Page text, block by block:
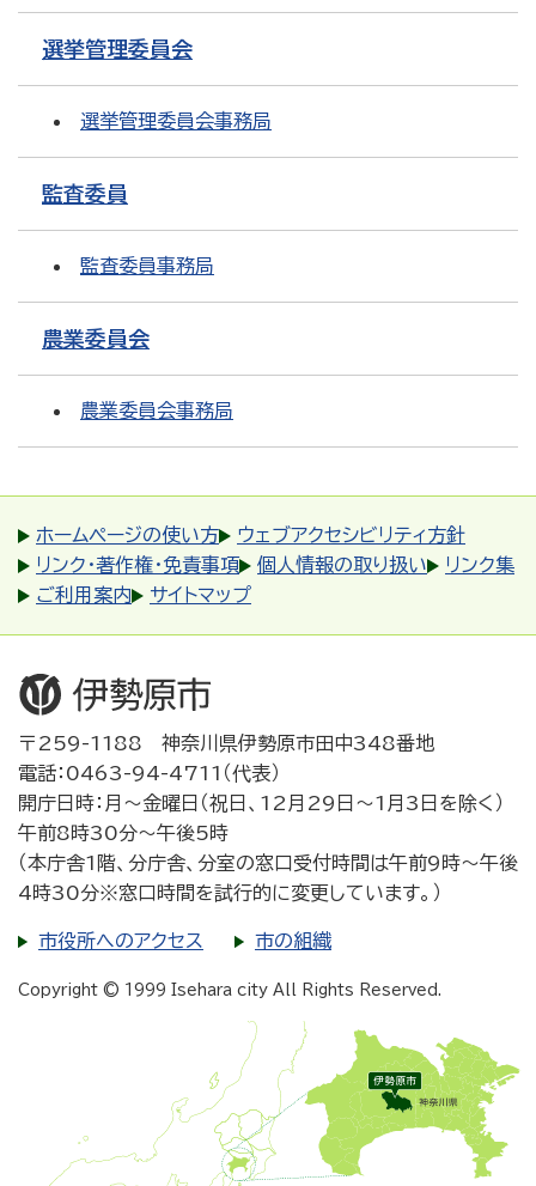
選挙管理委員会
選挙管理委員会事務局
監査委員
監査委員事務局
農業委員会
農業委員会事務局
ホームページの使い方
ウェブアクセシビリティ方針
リンク・著作権・免責事項
個人情報の取り扱い
リンク集
ご利用案内
サイトマップ
〒259-1188 神奈川県伊勢原市田中348番地
電話：0463-94-4711（代表）
開庁日時：月～金曜日（祝日、12月29日～1月3日を除く）
午前8時30分～午後5時
（本庁舎1階、分庁舎、分室の窓口受付時間は午前9時～午後
4時30分※窓口時間を試行的に変更しています。）
市役所へのアクセス 市の組織
Copyright © 1999 Isehara city All Rights Reserved.